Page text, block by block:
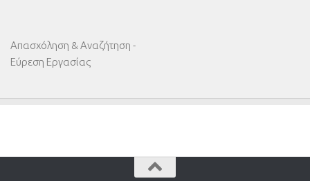
Απασχόληση & Αναζήτηση -
Εύρεση Εργασίας